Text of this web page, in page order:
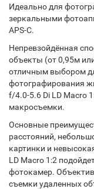
Идеально для
зеркальными
APS-C.
Непревзойдённая
объекты (от 0,95м
отличным выбором
фотографирования
f/4.0-5.6 Di LD Macro
макросъемки.
Основные
расстояний,
картинки и
LD Macro 1:2
фотокамер.
съемки удаленных